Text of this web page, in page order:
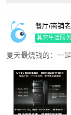
餐厅/商铺
其它生活服务
夏天最烧钱的：一